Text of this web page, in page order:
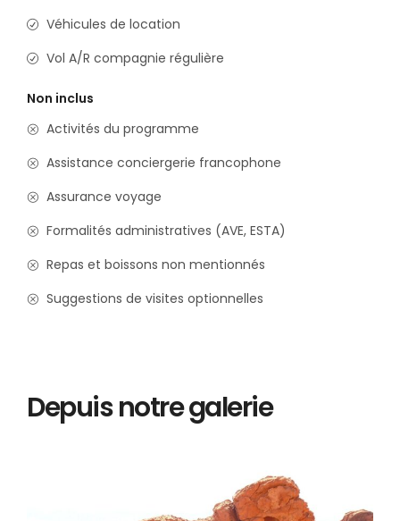
Véhicules de location
Vol A/R compagnie régulière
Non inclus
Activités du programme
Assistance conciergerie francophone
Assurance voyage
Formalités administratives (AVE, ESTA)
Repas et boissons non mentionnés
Suggestions de visites optionnelles
Depuis notre galerie